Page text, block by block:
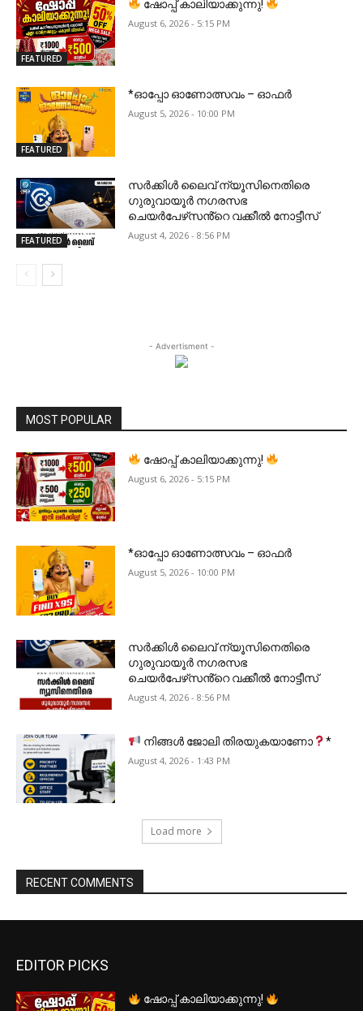
FEATURED
ഷോപ്പ് കാലിയാക്കുന്നു!
August 6, 2026 - 5:15 PM
FEATURED
*ഓപ്പോ ഓണോത്സവം – ഓഫർ
August 5, 2026 - 10:00 PM
FEATURED
സർക്കിൾ ലൈവ് ന്യൂസിനെതിരെ
ഗുരുവായൂർ നഗരസഭ
ചെയർപേഴ്‌സൻ്റെ വക്കീൽ നോട്ടീസ്
August 4, 2026 - 8:56 PM
- Advertisment -
MOST POPULAR
ഷോപ്പ് കാലിയാക്കുന്നു!
August 6, 2026 - 5:15 PM
*ഓപ്പോ ഓണോത്സവം – ഓഫർ
August 5, 2026 - 10:00 PM
സർക്കിൾ ലൈവ് ന്യൂസിനെതിരെ
ഗുരുവായൂർ നഗരസഭ
ചെയർപേഴ്‌സൻ്റെ വക്കീൽ നോട്ടീസ്
August 4, 2026 - 8:56 PM
നിങ്ങൾ ജോലി തിരയുകയാണോ *
August 4, 2026 - 1:43 PM
Load more
RECENT COMMENTS
EDITOR PICKS
ഷോപ്പ് കാലിയാക്കുന്നു!